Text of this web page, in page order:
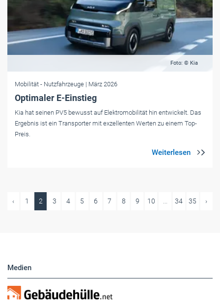
Foto: © Kia
Mobilität - Nutzfahrzeuge | März 2026
Optimaler E-Einstieg
Kia hat seinen PV5 bewusst auf Elektromobilität hin entwickelt. Das
Ergebnis ist ein Transporter mit exzellenten Werten zu einem Top-
Preis.
‹ 1 2 3 4 5 6 7 8 9 10 ... 34 35 ›
Medien